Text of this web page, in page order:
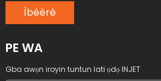
Ìbéèrè
PE WA
Gba awọn iroyin tuntun lati ọdọ INJET